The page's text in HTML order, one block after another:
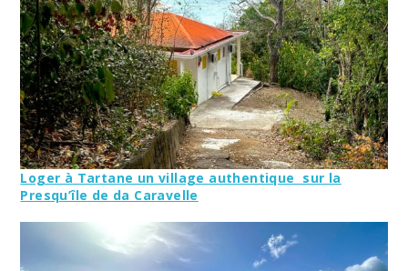
Loger à Tartane un village authentique sur la
Presqu’île de da Caravelle